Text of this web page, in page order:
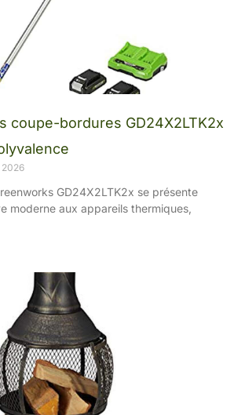
coupe-bordures GD24X2LTK2x
GD24X2LTK2x se présente
moderne aux appareils thermiques,